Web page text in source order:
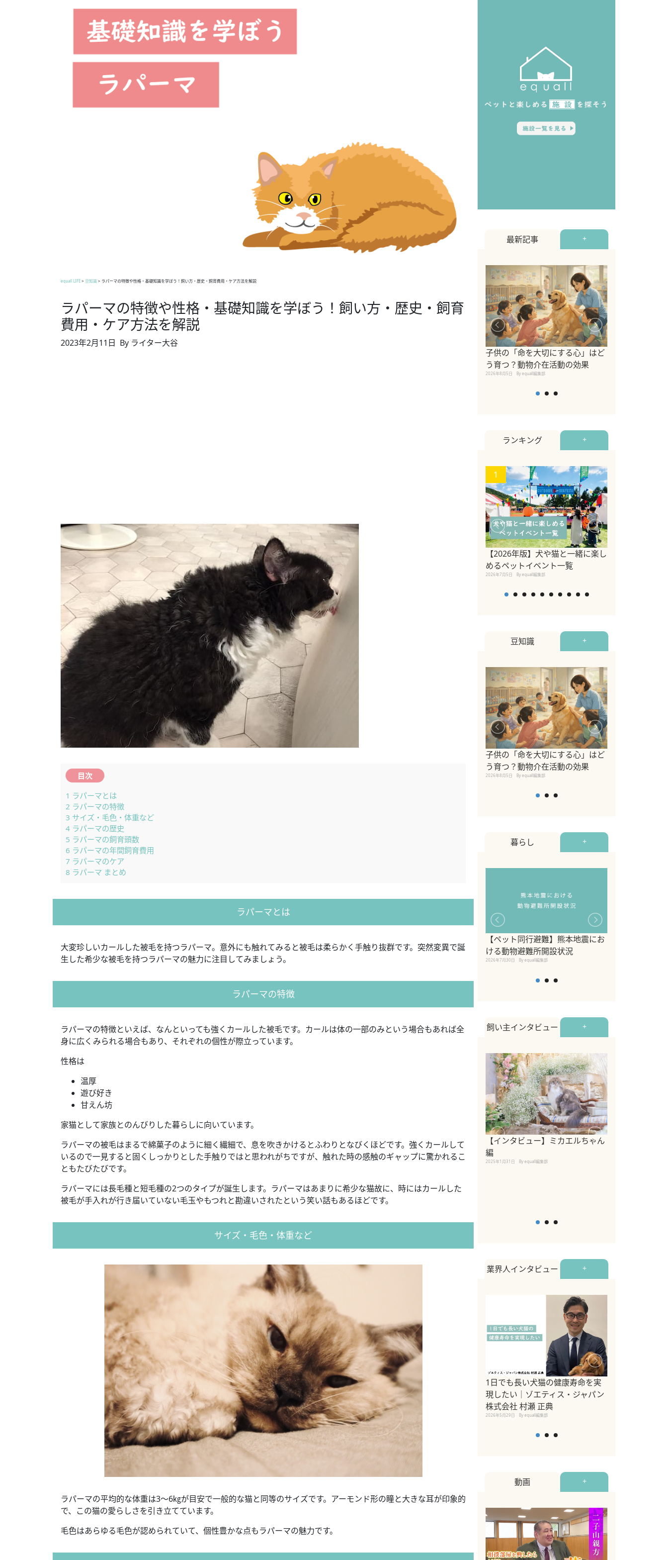
equall LIFE> 豆知識> ラパーマの特徴や性格・基礎知識を学ぼう！飼い方・歴史・飼育費用・ケア方法を解説
ラパーマの特徴や性格・基礎知識を学ぼう！飼い方・歴史・飼育
費用・ケア方法を解説
2023年2月11日 By ライター大谷
目次
1 ラパーマとは
2 ラパーマの特徴
3 サイズ・毛色・体重など
4 ラパーマの歴史
5 ラパーマの飼育頭数
6 ラパーマの年間飼育費用
7 ラパーマのケア
8 ラパーマ まとめ
ラパーマとは
大変珍しいカールした被毛を持つラパーマ。意外にも触れてみると被毛は柔らかく手触り抜群です。突然変異で誕
生した希少な被毛を持つラパーマの魅力に注目してみましょう。
ラパーマの特徴
ラパーマの特徴といえば、なんといっても強くカールした被毛です。カールは体の一部のみという場合もあれば全
身に広くみられる場合もあり、それぞれの個性が際立っています。
性格は
温厚
遊び好き
甘えん坊
家猫として家族とのんびりした暮らしに向いています。
ラパーマの被毛はまるで綿菓子のように細く繊細で、息を吹きかけるとふわりとなびくほどです。強くカールして
いるので一見すると固くしっかりとした手触りではと思われがちですが、触れた時の感触のギャップに驚かれるこ
ともたびたびです。
ラパーマには長毛種と短毛種の2つのタイプが誕生します。ラパーマはあまりに希少な猫故に、時にはカールした
被毛が手入れが行き届いていない毛玉やもつれと勘違いされたという笑い話もあるほどです。
サイズ・毛色・体重など
ラパーマの平均的な体重は3～6㎏が目安で一般的な猫と同等のサイズです。アーモンド形の瞳と大きな耳が印象的
で、この猫の愛らしさを引き立てています。
毛色はあらゆる毛色が認められていて、個性豊かな点もラパーマの魅力です。
最新記事 +
子供の「命を大切にする心」はど
う育つ？動物介在活動の効果
2026年8月5日 By equall編集部
ランキング +
1
【2026年版】犬や猫と一緒に楽し
めるペットイベント一覧
2026年7月5日 By equall編集部
豆知識 +
子供の「命を大切にする心」はど
う育つ？動物介在活動の効果
2026年8月5日 By equall編集部
暮らし +
【ペット同行避難】熊本地震にお
ける動物避難所開設状況
2026年7月30日 By equall編集部
飼い主インタビュー +
【インタビュー】ミカエルちゃん
編
2025年1月31日 By equall編集部
業界人インタビュー +
1日でも長い犬猫の健康寿命を実
現したい｜ゾエティス・ジャパン
株式会社 村瀬 正典
2026年5月29日 By equall編集部
動画 +